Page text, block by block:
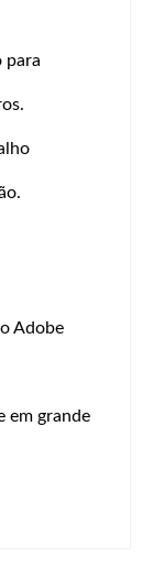
para
Adobe
em grande